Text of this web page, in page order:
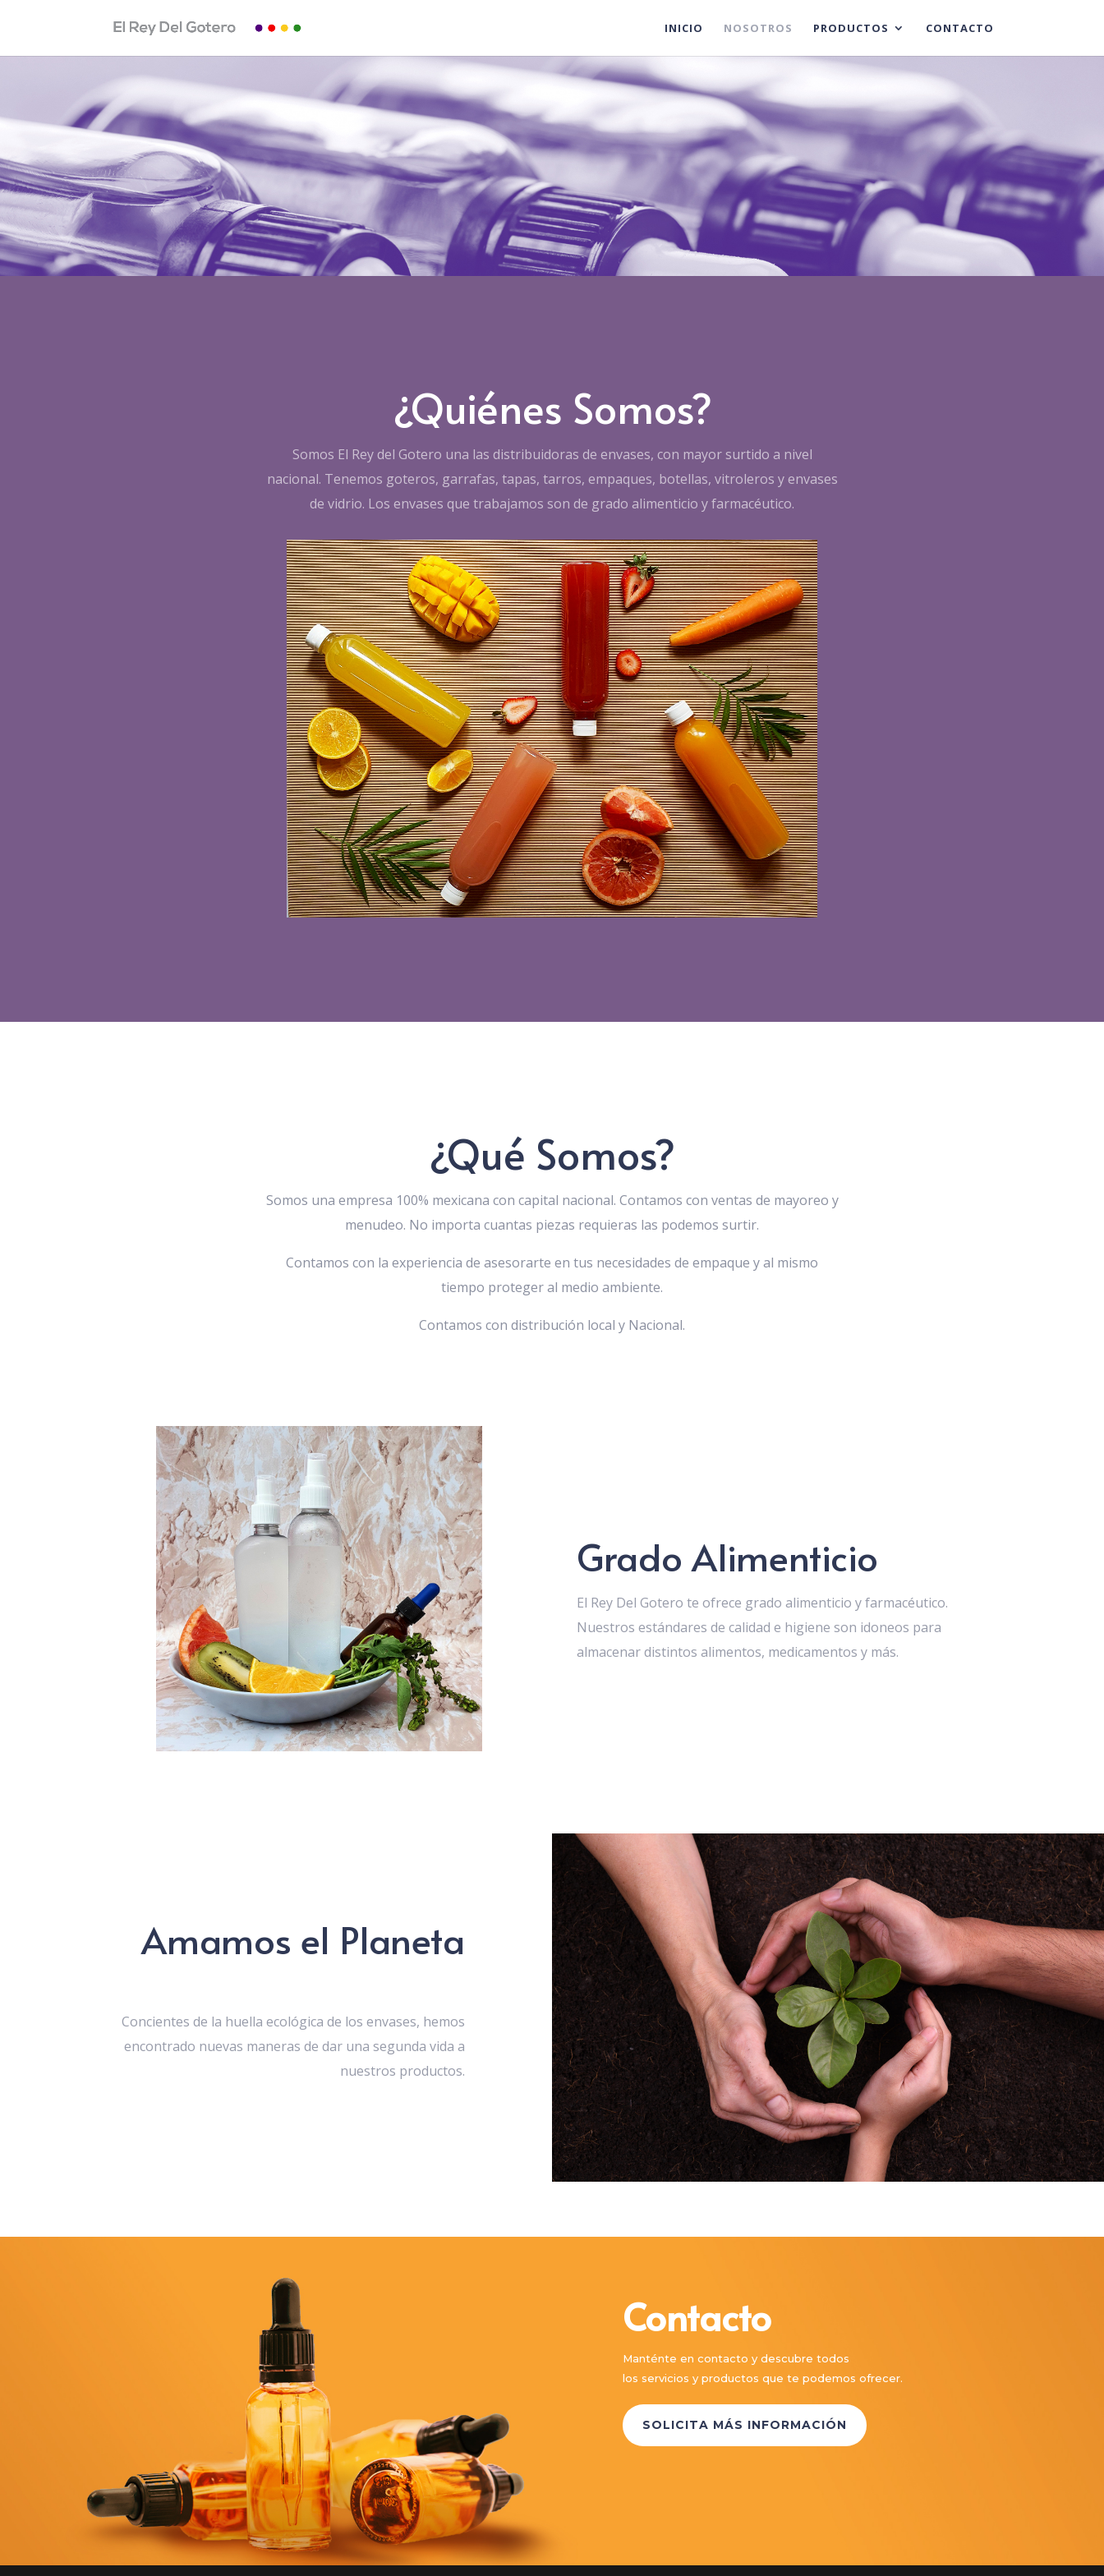
INICIO NOSOTROS PRODUCTOS CONTACTO
¿Quiénes Somos?
Somos El Rey del Gotero una las distribuidoras de envases, con mayor surtido a nivel
nacional. Tenemos goteros, garrafas, tapas, tarros, empaques, botellas, vitroleros y envases
de vidrio. Los envases que trabajamos son de grado alimenticio y farmacéutico.
¿Qué Somos?
Somos una empresa 100% mexicana con capital nacional. Contamos con ventas de mayoreo y
menudeo. No importa cuantas piezas requieras las podemos surtir.
Contamos con la experiencia de asesorarte en tus necesidades de empaque y al mismo
tiempo proteger al medio ambiente.
Contamos con distribución local y Nacional.
Grado Alimenticio
El Rey Del Gotero te ofrece grado alimenticio y farmacéutico.
Nuestros estándares de calidad e higiene son idoneos para
almacenar distintos alimentos, medicamentos y más.
Amamos el Planeta
Concientes de la huella ecológica de los envases, hemos
encontrado nuevas maneras de dar una segunda vida a
nuestros productos.
Contacto
Manténte en contacto y descubre todos
los servicios y productos que te podemos ofrecer.
SOLICITA MÁS INFORMACIÓN